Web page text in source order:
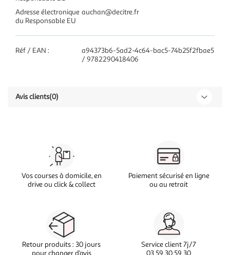
Adresse électronique
du Responsable EU
auchan@decitre.fr
Réf / EAN :
a94373b6-5ad2-4c64-bac5-74b25f2fbae5
/ 9782290418406
Avis clients(0)
Vos courses à domicile, en
drive ou click & collect
Paiement sécurisé en ligne
ou au retrait
Retour produits : 30 jours
pour changer d’avis
Service client 7j/7
03 59 30 59 30